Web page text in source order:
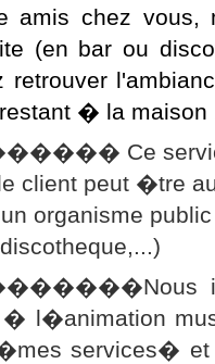
amis chez vous,
(en bar ou
retrouver
� la maison
Ce service
client peut �tre
organisme
l�animation
services� et